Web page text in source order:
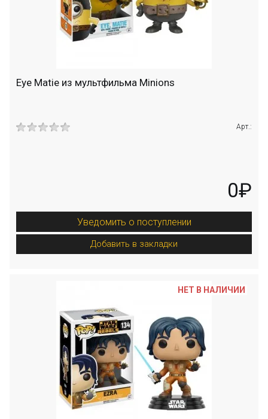
Eye Matie из мультфильма Minions
Арт.:
0₽
Уведомить о поступлении
Добавить в закладки
НЕТ В НАЛИЧИИ